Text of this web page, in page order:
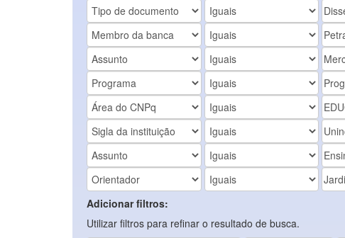
Adicionar filtros:
Utilizar filtros para refinar o resultado de busca.